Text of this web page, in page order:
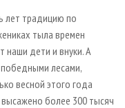
лет традицию по
тыла времен
дети и внуки. А
победными лесами,
весной этого года
более 300 тысяч